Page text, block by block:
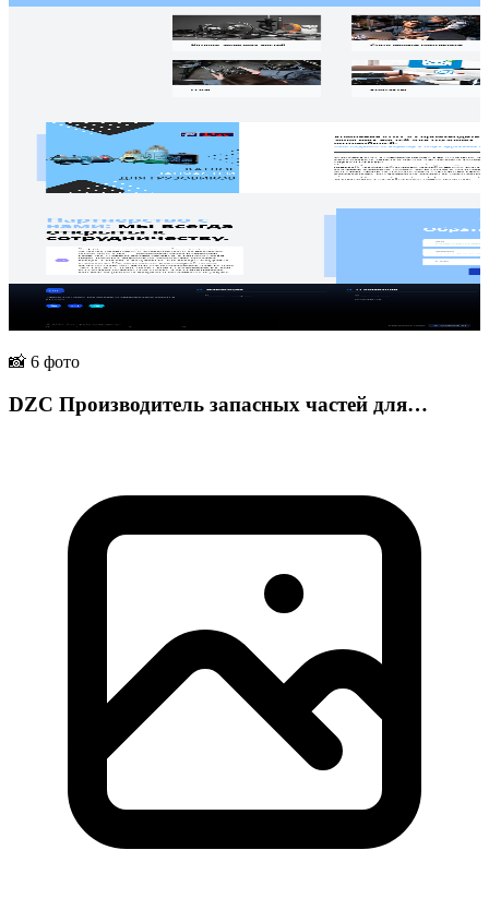
📸 6 фото
DZC Производитель запасных частей для